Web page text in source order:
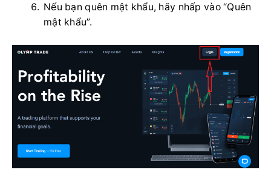
Nếu bạn quên mật khẩu, hãy nhấp vào “Quên
mật khẩu”.